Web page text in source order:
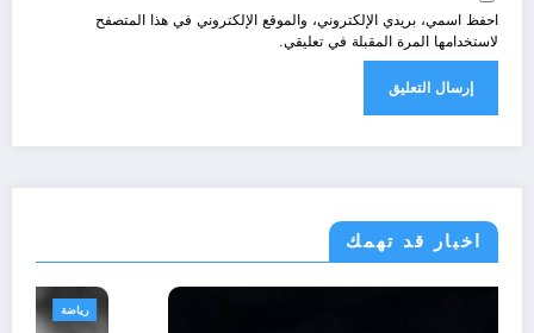
احفظ اسمي، بريدي الإلكتروني، والموقع الإلكتروني في هذا المتصفح
لاستخدامها المرة المقبلة في تعليقي.
اخبار قد تهمك